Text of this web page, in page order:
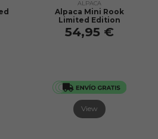
ALPACA
Alpaca Mini Rook
Limited Edition
54,95 €
View